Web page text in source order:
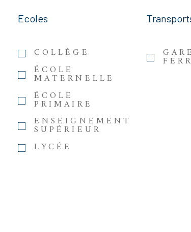
Ecoles
COLLÈGE
ÉCOLE
MATERNELLE
ÉCOLE
PRIMAIRE
ENSEIGNEMENT
SUPÉRIEUR
LYCÉE
GARE